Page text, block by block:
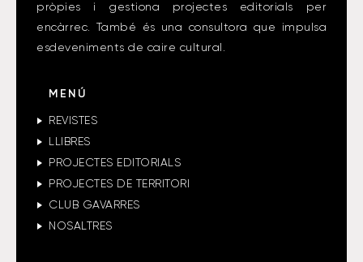
pròpies i gestiona projectes editorials per
encàrrec. També és una consultora que impulsa
esdeveniments de caire cultural.
MENÚ
REVISTES
LLIBRES
PROJECTES EDITORIALS
PROJECTES DE TERRITORI
CLUB GAVARRES
NOSALTRES